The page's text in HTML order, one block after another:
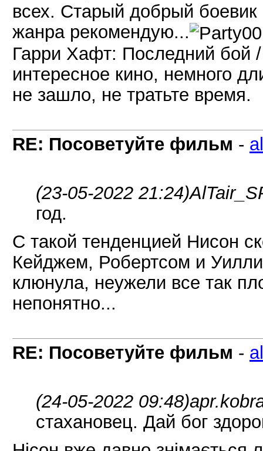
всех. Старый добрый
жанра рекомендую...
Гарри Хафт: Последний бой
интересное кино, немного
не зашло, не тратьте время.
RE: Посоветуйте фильм -
(23-05-2022 21:24)
год.
С такой тенденцией Нисон
Кейджем, Робертсом и
клюнула, неужели все так
непонятно...
RE: Посоветуйте фильм -
(24-05-2022 09:48)
стахановец. Дай бог